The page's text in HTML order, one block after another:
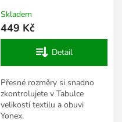
Skladem
449 Kč
Detail
Přesné rozměry si snadno
zkontrolujete v Tabulce
velikostí textilu a obuvi
Yonex.